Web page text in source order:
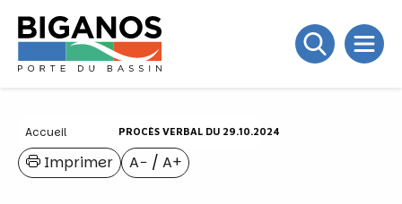
Accueil PROCÈS VERBAL DU 29.10.2024
A− / A+
Imprimer